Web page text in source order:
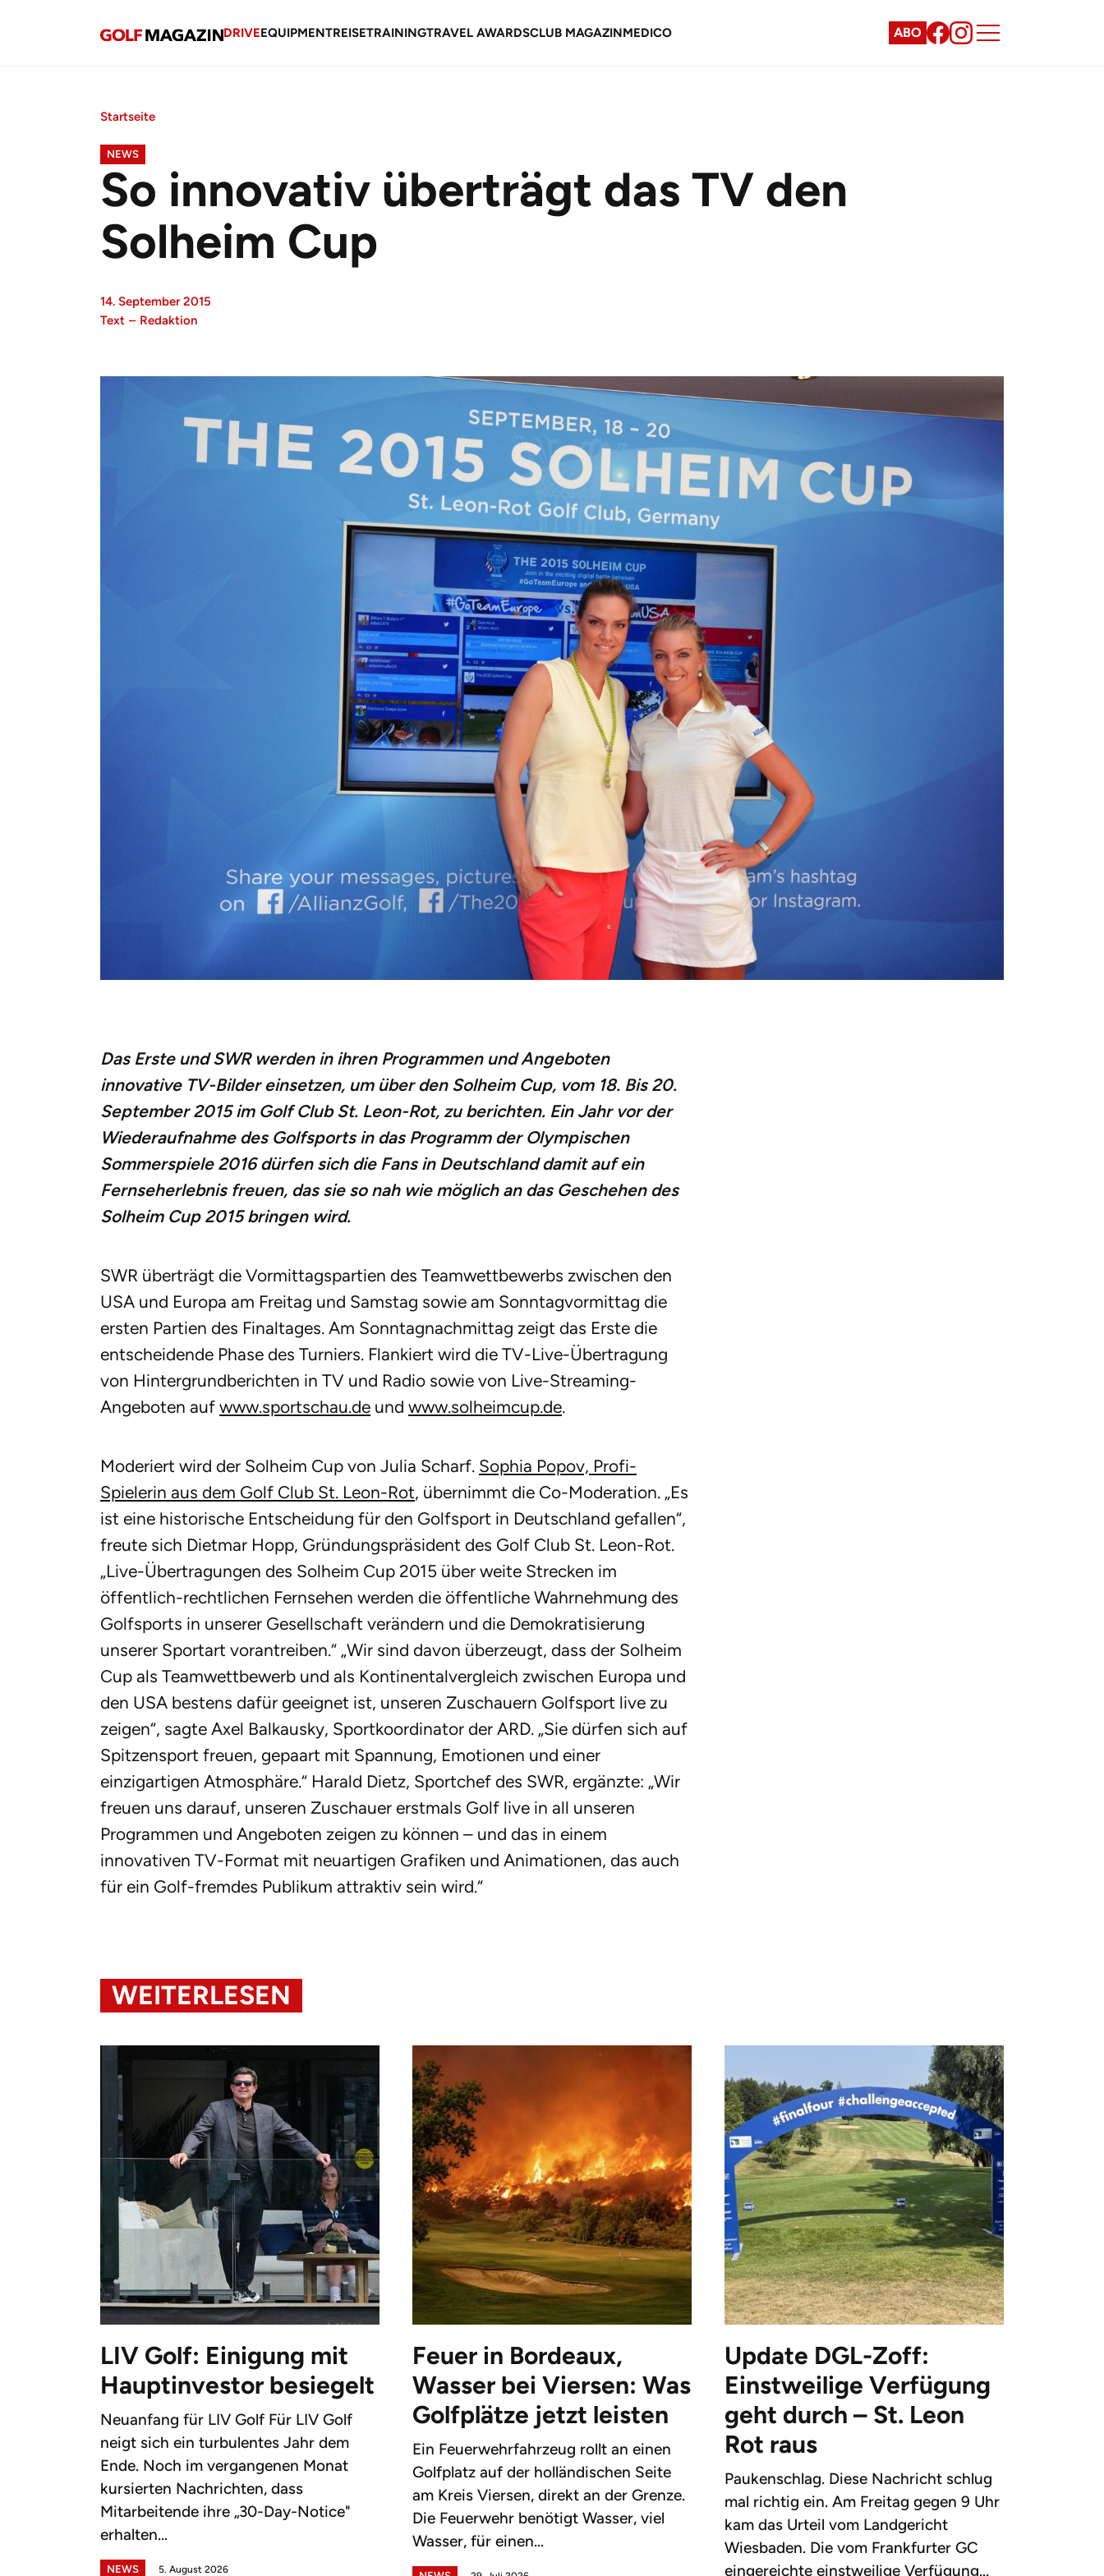
DRIVEEQUIPMENTREISETRAININGTRAVEL AWARDSCLUB MAGAZINMEDICO ABO
Startseite
NEWS
So innovativ überträgt das TV den
Solheim Cup
14. September 2015
Text – Redaktion
Das Erste und SWR werden in ihren Programmen und Angeboten
innovative TV-Bilder einsetzen, um über den Solheim Cup, vom 18. Bis 20.
September 2015 im Golf Club St. Leon-Rot, zu berichten. Ein Jahr vor der
Wiederaufnahme des Golfsports in das Programm der Olympischen
Sommerspiele 2016 dürfen sich die Fans in Deutschland damit auf ein
Fernseherlebnis freuen, das sie so nah wie möglich an das Geschehen des
Solheim Cup 2015 bringen wird.
SWR überträgt die Vormittagspartien des Teamwettbewerbs zwischen den
USA und Europa am Freitag und Samstag sowie am Sonntagvormittag die
ersten Partien des Finaltages. Am Sonntagnachmittag zeigt das Erste die
entscheidende Phase des Turniers. Flankiert wird die TV-Live-Übertragung
von Hintergrundberichten in TV und Radio sowie von Live-Streaming-
Angeboten auf www.sportschau.de und www.solheimcup.de.
Moderiert wird der Solheim Cup von Julia Scharf. Sophia Popov, Profi-
Spielerin aus dem Golf Club St. Leon-Rot, übernimmt die Co-Moderation. „Es
ist eine historische Entscheidung für den Golfsport in Deutschland gefallen“,
freute sich Dietmar Hopp, Gründungspräsident des Golf Club St. Leon-Rot.
„Live-Übertragungen des Solheim Cup 2015 über weite Strecken im
öffentlich-rechtlichen Fernsehen werden die öffentliche Wahrnehmung des
Golfsports in unserer Gesellschaft verändern und die Demokratisierung
unserer Sportart vorantreiben.“ „Wir sind davon überzeugt, dass der Solheim
Cup als Teamwettbewerb und als Kontinentalvergleich zwischen Europa und
den USA bestens dafür geeignet ist, unseren Zuschauern Golfsport live zu
zeigen“, sagte Axel Balkausky, Sportkoordinator der ARD. „Sie dürfen sich auf
Spitzensport freuen, gepaart mit Spannung, Emotionen und einer
einzigartigen Atmosphäre.“ Harald Dietz, Sportchef des SWR, ergänzte: „Wir
freuen uns darauf, unseren Zuschauer erstmals Golf live in all unseren
Programmen und Angeboten zeigen zu können – und das in einem
innovativen TV-Format mit neuartigen Grafiken und Animationen, das auch
für ein Golf-fremdes Publikum attraktiv sein wird.“
WEITERLESEN
LIV Golf: Einigung mit
Hauptinvestor besiegelt
Neuanfang für LIV Golf Für LIV Golf
neigt sich ein turbulentes Jahr dem
Ende. Noch im vergangenen Monat
kursierten Nachrichten, dass
Mitarbeitende ihre „30-Day-Notice"
erhalten...
NEWS 5. August 2026
Feuer in Bordeaux,
Wasser bei Viersen: Was
Golfplätze jetzt leisten
Ein Feuerwehrfahrzeug rollt an einen
Golfplatz auf der holländischen Seite
am Kreis Viersen, direkt an der Grenze.
Die Feuerwehr benötigt Wasser, viel
Wasser, für einen...
Update DGL-Zoff:
Einstweilige Verfügung
geht durch – St. Leon
Rot raus
Paukenschlag. Diese Nachricht schlug
mal richtig ein. Am Freitag gegen 9 Uhr
kam das Urteil vom Landgericht
Wiesbaden. Die vom Frankfurter GC
eingereichte einstweilige Verfügung...